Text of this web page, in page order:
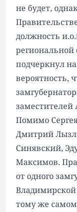
не будет,
должность
региональной
подчеркнул
вероятность,
заместителей
Помимо
Дмитрий
Синявский,
Максимов.
от одного
тому же